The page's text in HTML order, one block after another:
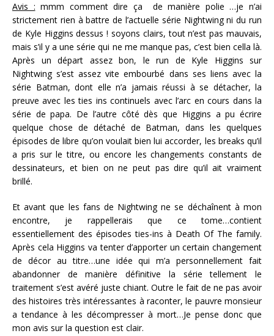
Avis : mmm comment dire ça de manière polie …je n’ai
strictement rien à battre de l’actuelle série Nightwing ni du run
de Kyle Higgins dessus ! soyons clairs, tout n’est pas mauvais,
mais s’il y a une série qui ne me manque pas, c’est bien cella là.
Après un départ assez bon, le run de Kyle Higgins sur
Nightwing s’est assez vite embourbé dans ses liens avec la
série Batman, dont elle n’a jamais réussi à se détacher, la
preuve avec les ties ins continuels avec l’arc en cours dans la
série de papa. De l’autre côté dès que Higgins a pu écrire
quelque chose de détaché de Batman, dans les quelques
épisodes de libre qu’on voulait bien lui accorder, les breaks qu’il
a pris sur le titre, ou encore les changements constants de
dessinateurs, et bien on ne peut pas dire qu’il ait vraiment
brillé.
Et avant que les fans de Nightwing ne se déchaînent à mon
encontre, je rappellerais que ce tome…contient
essentiellement des épisodes ties-ins à Death Of The family.
Après cela Higgins va tenter d’apporter un certain changement
de décor au titre…une idée qui m’a personnellement fait
abandonner de manière définitive la série tellement le
traitement s’est avéré juste chiant. Outre le fait de ne pas avoir
des histoires très intéressantes à raconter, le pauvre monsieur
a tendance à les décompresser à mort…Je pense donc que
mon avis sur la question est clair.